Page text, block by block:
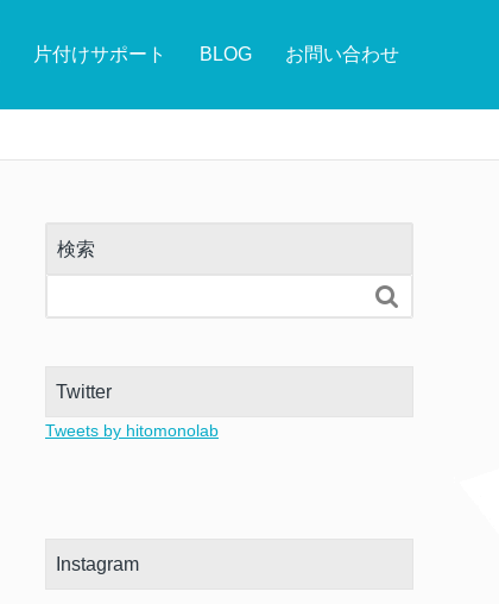
片付けサポート BLOG お問い合わせ
検索

Twitter
Tweets by hitomonolab
Instagram